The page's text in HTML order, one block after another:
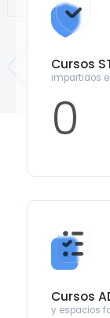
Cursos
impartidos
0
Cursos
y espacios